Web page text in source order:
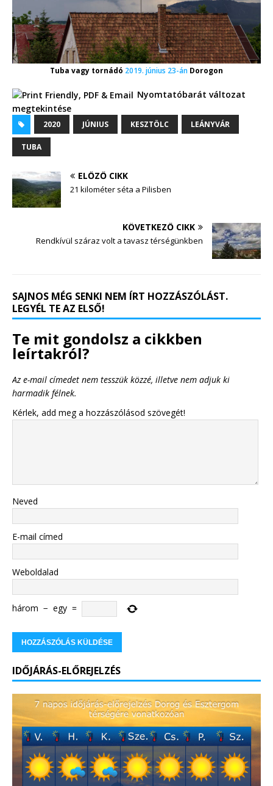
Tuba vagy tornádó 2019. június 23-án Dorogon
Nyomtatóbarát változat
megtekintése
2020 JÚNIUS KESZTÖLC LEÁNYVÁR
TUBA
ELŐZŐ CIKK
21 kilométer séta a Pilisben
KÖVETKEZŐ CIKK
Rendkívül száraz volt a tavasz térségünkben
SAJNOS MÉG SENKI NEM ÍRT HOZZÁSZÓLÁST.
LEGYÉL TE AZ ELSŐ!
Te mit gondolsz a cikkben
leírtakról?
Az e-mail címedet nem tesszük közzé, illetve nem adjuk ki
harmadik félnek.
Kérlek, add meg a hozzászólásod szövegét!
Neved
E-mail címed
Weboldalad
három − egy =
IDŐJÁRÁS-ELŐREJELZÉS